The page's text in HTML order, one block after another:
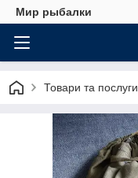
Мир рыбалки
Товари та послуги